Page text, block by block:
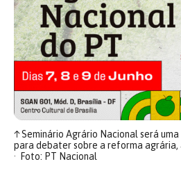
↑Seminário Agrário Nacional será
para debater sobre a reforma
Foto: PT Nacional